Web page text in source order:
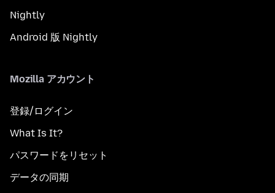
Nightly
Android 版 Nightly
Mozilla アカウント
登録/ログイン
What Is It?
パスワードをリセット
データの同期